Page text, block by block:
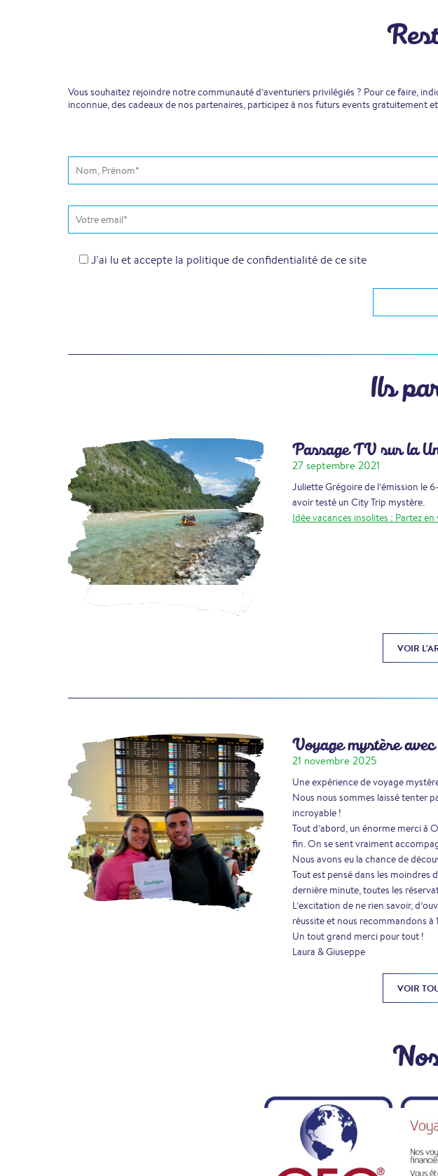
Vous souhaitez rejoindre notre communauté d’aventuriers privilégiés ? Pour ce faire,
inconnue, des cadeaux de nos partenaires, participez à nos futurs events gratuitement
J’ai lu et accepte la politique de confidentialité de ce site
Ils
Passage TV sur la
27 septembre 2021
Juliette Grégoire de l’émission le
avoir testé un City Trip mystère.
Idée vacances insolites : Partez
VOIR
Voyage mystère
21 novembre 2025
Une expérience de voyage
Nous nous sommes laissé tenter
incroyable !
Tout d’abord, un énorme merci à
fin. On se sent vraiment
Nous avons eu la chance de
Tout est pensé dans les moindres
dernière minute, toutes les
L’excitation de ne rien savoir,
réussite et nous recommandons
Un tout grand merci pour tout !
Laura & Giuseppe
VOIR